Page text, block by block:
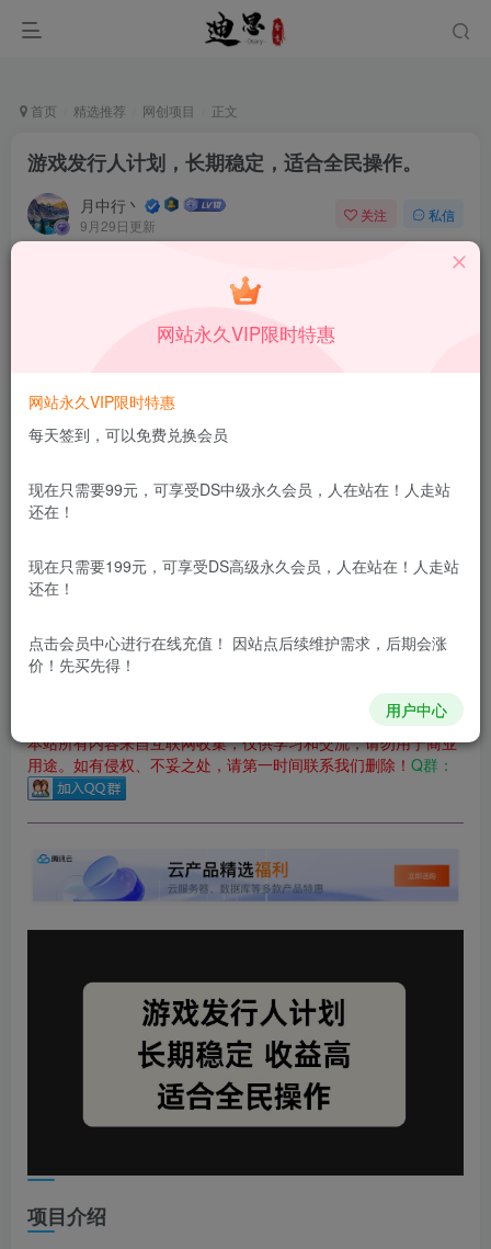
首页 精选推荐 网创项目 正文
游戏发行人计划，长期稳定，适合全民操作。
月中行丶
9月29日更新
关注 私信
游戏发行人计划，长期稳定，适合全民操作。
此内容为付费资源，请付费后查看
￥1.99
DS中级会员免费
本站付费资源为网络虚拟产品，由于网络资源具有极快的可复制性，
本站内容分为：登录回复下载，积分下载，RMB下载，积分下
载及登录回复下载，都为免费资源，积分只需签到就可以获
得！
本站所有内容来自互联网收集，仅供学习和交流，请勿用于商业
用途。如有侵权、不妥之处，请第一时间联系我们删除！ Q群：
项目介绍
网站永久VIP限时特惠
网站永久VIP限时特惠
每天签到，可以免费兑换会员
现在只需要99元，可享受DS中级永久会员，人在站在！人走站
还在！
现在只需要199元，可享受DS高级永久会员，人在站在！人走站
还在！
点击会员中心进行在线充值！ 因站点后续维护需求，后期会涨
价！先买先得！
用户中心